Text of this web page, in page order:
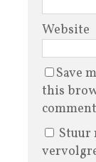
Website
Save
this
Stuur